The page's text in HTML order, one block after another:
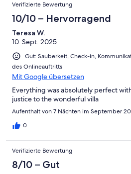
Verifizierte Bewertung
10/10 – Hervorragend
Teresa W.
10. Sept. 2025
Gut: Sauberkeit, Check-in,
des Onlineauftritts
Mit Google übersetzen
Everything was absolutely perfect
justice to the wonderful villa
Aufenthalt von 7 Nächten im September
0
Verifizierte Bewertung
8/10 – Gut